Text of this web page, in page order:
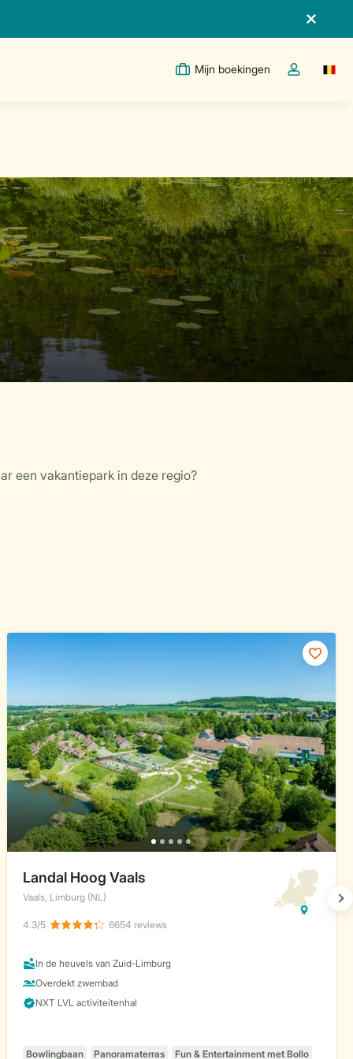
Mijn boekingen
Open de
een vakantiepark in deze regio?